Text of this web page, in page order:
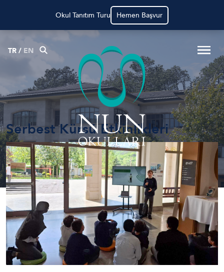
Okul Tanıtım Turu Hemen Başvur
TR/ EN
Anasayfa Haberler Serbest Kürsü Etkinlikleri
Serbest Kürsü Etkinlikleri